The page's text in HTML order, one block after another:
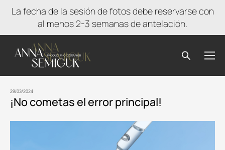
La fecha de la sesión de fotos debe reservarse con
al menos 2-3 semanas de antelación.
29/03/2024
¡No cometas el error principal!